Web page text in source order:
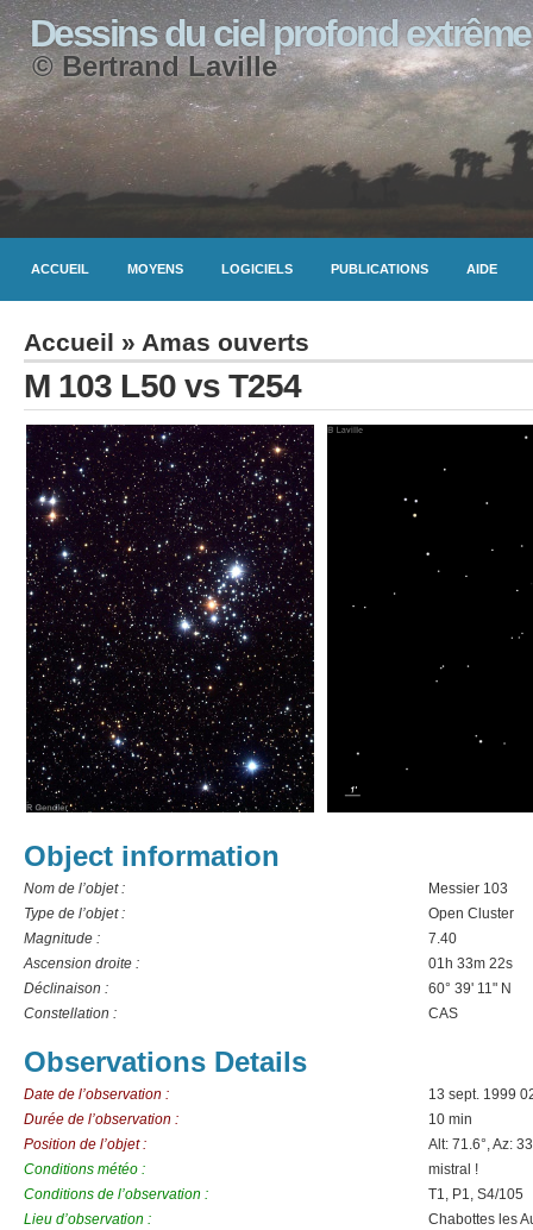
Dessins du ciel profond extrême
© Bertrand Laville
ACCUEIL MOYENS LOGICIELS PUBLICATIONS AIDE
Accueil » Amas ouverts
M 103 L50 vs T254
Object information
Nom de l’objet :
Messier 103
Type de l’objet :
Open Cluster
Magnitude :
7.40
Ascension droite :
01h 33m 22s
Déclinaison :
60° 39' 11" N
Constellation :
CAS
Observations Details
Date de l’observation :
13 sept. 1999
Durée de l’observation :
10 min
Position de l’objet :
Alt: 71.6°, Az:
Conditions météo :
mistral !
Conditions de l’observation :
T1, P1, S4/105
Lieu d’observation :
Chabottes les